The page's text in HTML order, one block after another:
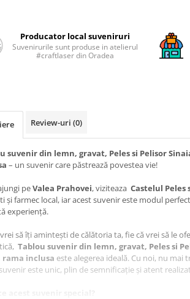
Producator local suveniruri
Suvenirurile sunt produse in atelierul
#craftlaser din Oradea
Review-uri (0)
suvenir din lemn, gravat, Peles si Pelisor
– un suvenir care păstrează povestea vie!
peValea Prahovei, viziteaza Castelul Peles
și farmec local, iar acest suvenir este modul
experiență.
vrei să îți amintești de călătoria ta, fie că vrei să le
Tablou suvenir din lemn, gravat, Peles si
rama inclusa este alegerea ideală. Cu noi, nu mai
este unic, plin de semnificație și atent